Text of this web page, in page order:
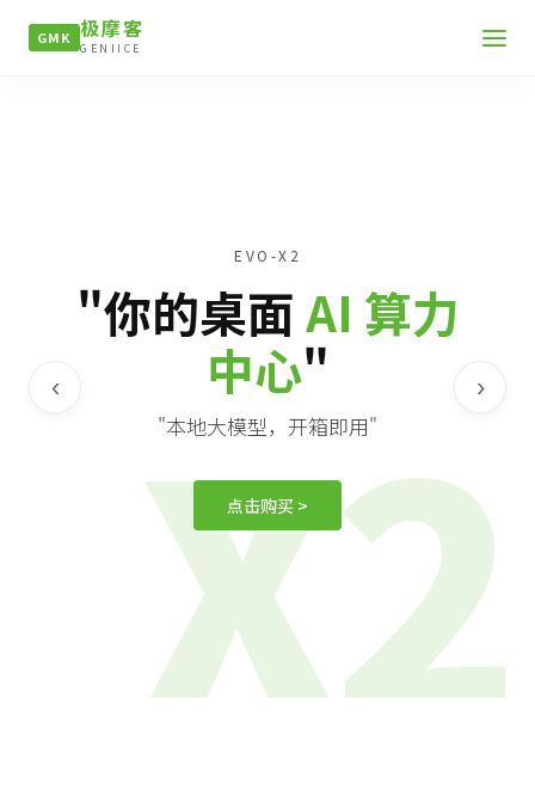
GMK 极摩客
GENIICE
X2
EVO-X2
"你的桌面AI 算力
中心"
"本地大模型，开箱即用"
点击购买 >
‹ ›